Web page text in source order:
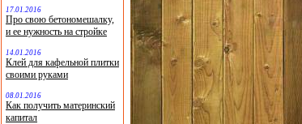
17.01.2016
Про свою бетономешалку,
и ее нужность на стройке
14.01.2016
Клей для кафельной плитки
своими руками
08.01.2016
Как получить материнский
капитал